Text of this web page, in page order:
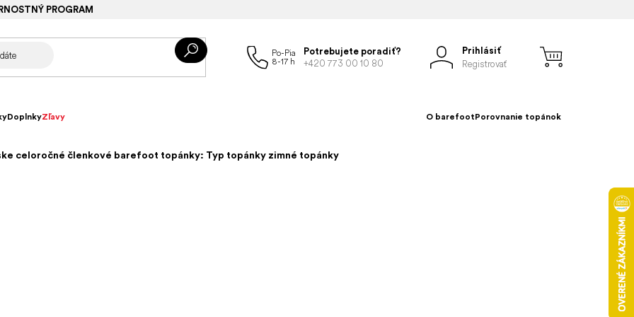
PROGRAM
Potrebujete poradiť?
+420 773 00 10 80
Prihlásiť
Registrovať
DoplnkyZľavy O barefootPorovnanie topánok
celoročné členkové barefoot topánky: Typ topánky zimné topánky